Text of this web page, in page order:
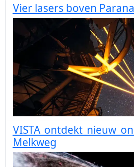
Vier lasers boven
VISTA ontdekt nieuw
Melkweg